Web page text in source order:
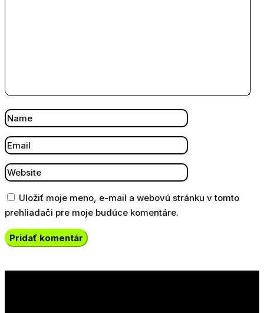
Uložiť moje meno, e-mail a webovú stránku v tomto
prehliadači pre moje budúce komentáre.